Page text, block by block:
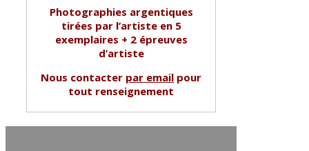
Photographies argentiques
tirées par l’artiste en 5
exemplaires + 2 épreuves
d’artiste
Nous contacter par email pour
tout renseignement